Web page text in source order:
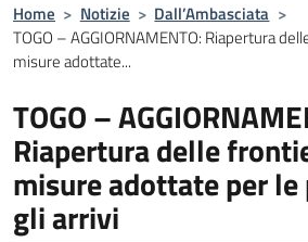
Home > Notizie > Dall’Ambasciata >
TOGO – AGGIORNAMENTO: Riapertura
misure adottate...
TOGO –
Riapertura delle
misure adottate per le
gli arrivi